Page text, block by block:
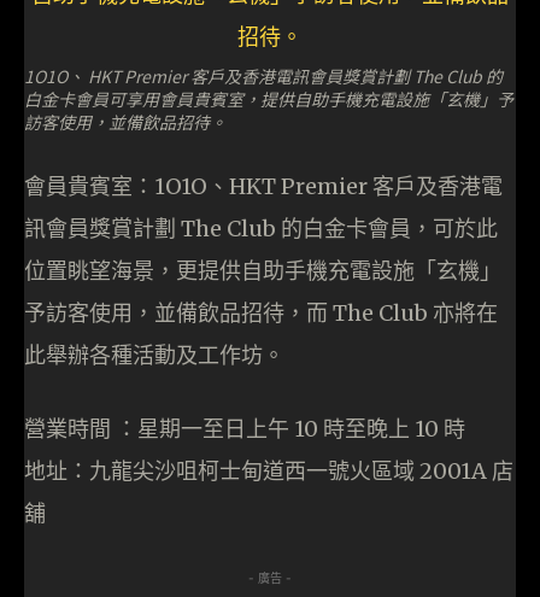
1O1O、 HKT Premier 客戶及香港電訊會員獎賞計劃 The Club 的
白金卡會員可享用會員貴賓室，提供自助手機充電設施「玄機」予
訪客使用，並備飲品招待。
會員貴賓室：1O1O、HKT Premier 客戶及香港電
訊會員獎賞計劃 The Club 的白金卡會員，可於此
位置眺望海景，更提供自助手機充電設施「玄機」
予訪客使用，並備飲品招待，而 The Club 亦將在
此舉辦各種活動及工作坊。
營業時間 ：星期一至日上午 10 時至晚上 10 時
地址：九龍尖沙咀柯士甸道西一號火區域 2001A 店
舖
- 廣告 -